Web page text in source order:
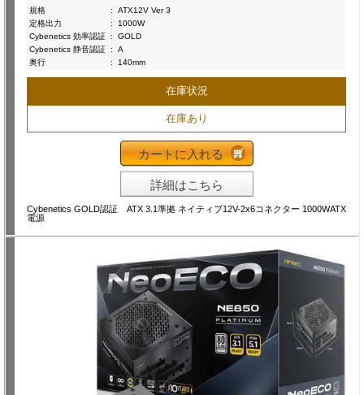
規格
:
ATX12V Ver 3
定格出力
:
1000W
Cybenetics 効率認証 :
GOLD
Cybenetics 静音認証 :
A
奥行
: 140mm
在庫状況
在庫あり
カートに入れる
詳細はこちら
Cybenetics GOLD認証 ATX 3.1準拠 ネイティブ12V-2x6コネクター 1000WATX
電源